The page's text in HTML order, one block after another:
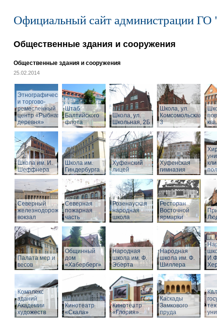
Официальный сайт администрации ГО
Общественные здания и сооружения
Общественные здания и сооружения
25.02.2014
Этнографический
и торгово-
ремесленный
центр «Рыбная
деревня»
Штаб
Балтийского
флота
Школа, ул.
Школьная, 2Б
Школа, ул.
Комсомольская,
3
Школа им. И.
Шеффнера
Школа им.
Гиндербурга
Хуфенский
лицей
Хуфенская
гимназия
Северный
железнодорожный
вокзал
Северная
пожарная
часть
Розенауская
народная
школа
Ресторан
Восточной
ярмарки
Палата мер и
весов
Общинный
дом
«Хаберберг»
Народная
школа им. Ф.
Эберта
Народная
школа им. Ф.
Шиллера
Комплекс
зданий
Академии
художеств
Кинотеатр
«Скала»
Кинотеатр
«Глория»
Каскады
Замкового
пруда